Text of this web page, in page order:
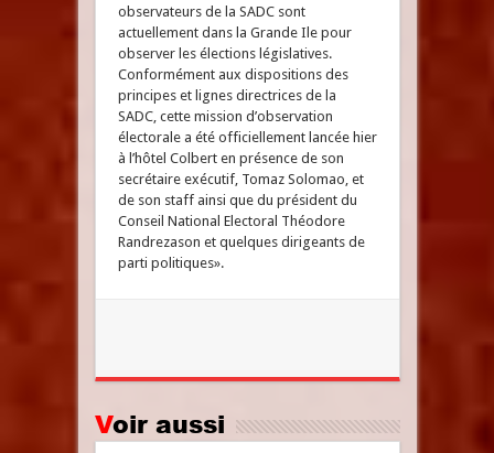
observateurs de la SADC sont
actuellement dans la Grande Ile pour
observer les élections législatives.
Conformément aux dispositions des
principes et lignes directrices de la
SADC, cette mission d’observation
électorale a été officiellement lancée hier
à l’hôtel Colbert en présence de son
secrétaire exécutif, Tomaz Solomao, et
de son staff ainsi que du président du
Conseil National Electoral Théodore
Randrezason et quelques dirigeants de
parti politiques».
Voir aussi